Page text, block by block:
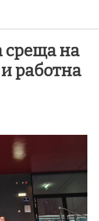
среща на
и работна